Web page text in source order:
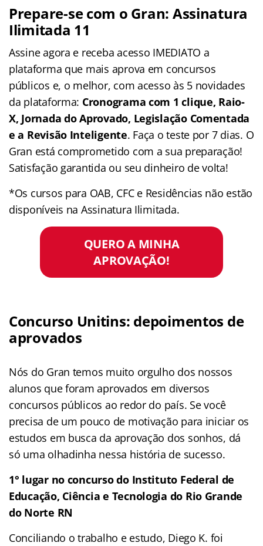
Prepare-se com o Gran: Assinatura
Ilimitada 11
Assine agora e receba acesso IMEDIATO a
plataforma que mais aprova em concursos
públicos e, o melhor, com acesso às 5 novidades
da plataforma: Cronograma com 1 clique, Raio-
X, Jornada do Aprovado, Legislação Comentada
e a Revisão Inteligente. Faça o teste por 7 dias. O
Gran está comprometido com a sua preparação!
Satisfação garantida ou seu dinheiro de volta!
*Os cursos para OAB, CFC e Residências não estão
disponíveis na Assinatura Ilimitada.
QUERO A MINHA
APROVAÇÃO!
Concurso Unitins: depoimentos de
aprovados
Nós do Gran temos muito orgulho dos nossos
alunos que foram aprovados em diversos
concursos públicos ao redor do país. Se você
precisa de um pouco de motivação para iniciar os
estudos em busca da aprovação dos sonhos, dá
só uma olhadinha nessa história de sucesso.
1° lugar no concurso do Instituto Federal de
Educação, Ciência e Tecnologia do Rio Grande
do Norte RN
Conciliando o trabalho e estudo, Diego K. foi